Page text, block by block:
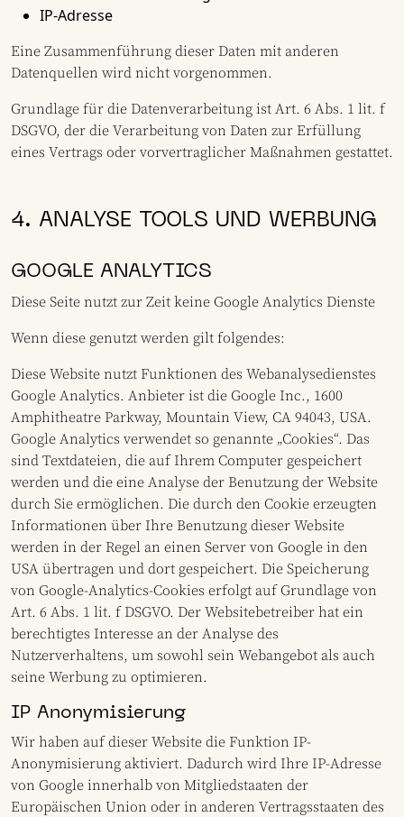
IP-Adresse
Eine Zusammenführung dieser Daten mit anderen
Datenquellen wird nicht vorgenommen.
Grundlage für die Datenverarbeitung ist Art. 6 Abs. 1 lit. f
DSGVO, der die Verarbeitung von Daten zur Erfüllung
eines Vertrags oder vorvertraglicher Maßnahmen gestattet.
4. ANALYSE TOOLS UND WERBUNG
GOOGLE ANALYTICS
Diese Seite nutzt zur Zeit keine Google Analytics Dienste
Wenn diese genutzt werden gilt folgendes:
Diese Website nutzt Funktionen des Webanalysedienstes
Google Analytics. Anbieter ist die Google Inc., 1600
Amphitheatre Parkway, Mountain View, CA 94043, USA.
Google Analytics verwendet so genannte „Cookies“. Das
sind Textdateien, die auf Ihrem Computer gespeichert
werden und die eine Analyse der Benutzung der Website
durch Sie ermöglichen. Die durch den Cookie erzeugten
Informationen über Ihre Benutzung dieser Website
werden in der Regel an einen Server von Google in den
USA übertragen und dort gespeichert. Die Speicherung
von Google-Analytics-Cookies erfolgt auf Grundlage von
Art. 6 Abs. 1 lit. f DSGVO. Der Websitebetreiber hat ein
berechtigtes Interesse an der Analyse des
Nutzerverhaltens, um sowohl sein Webangebot als auch
seine Werbung zu optimieren.
IP Anonymisierung
Wir haben auf dieser Website die Funktion IP-
Anonymisierung aktiviert. Dadurch wird Ihre IP-Adresse
von Google innerhalb von Mitgliedstaaten der
Europäischen Union oder in anderen Vertragsstaaten des